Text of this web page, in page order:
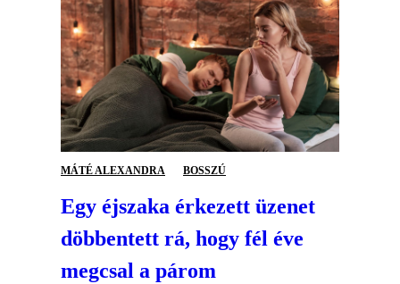
MÁTÉ ALEXANDRA BOSSZÚ
Egy éjszaka érkezett üzenet
döbbentett rá, hogy fél éve
megcsal a párom